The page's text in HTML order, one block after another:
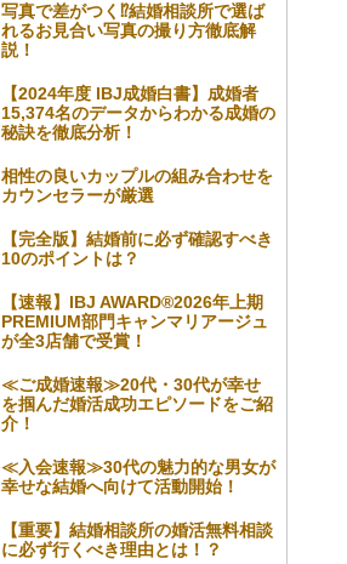
写真で差がつく⁉結婚相談所で選ば
れるお見合い写真の撮り方徹底解
説！
【2024年度 IBJ成婚白書】成婚者
15,374名のデータからわかる成婚の
秘訣を徹底分析！
相性の良いカップルの組み合わせを
カウンセラーが厳選
【完全版】結婚前に必ず確認すべき
10のポイントは？
【速報】IBJ AWARD®2026年上期
PREMIUM部門キャンマリアージュ
が全3店舗で受賞！
≪ご成婚速報≫20代・30代が幸せ
を掴んだ婚活成功エピソードをご紹
介！
≪入会速報≫30代の魅力的な男女が
幸せな結婚へ向けて活動開始！
【重要】結婚相談所の婚活無料相談
に必ず行くべき理由とは！？